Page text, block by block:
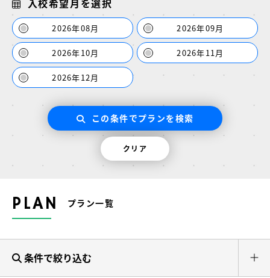
入校希望月を選択
2026年08月 2026年09月
2026年10月 2026年11月
2026年12月
クリア
この条件でプランを検索
PLAN プラン一覧
条件で絞り込む